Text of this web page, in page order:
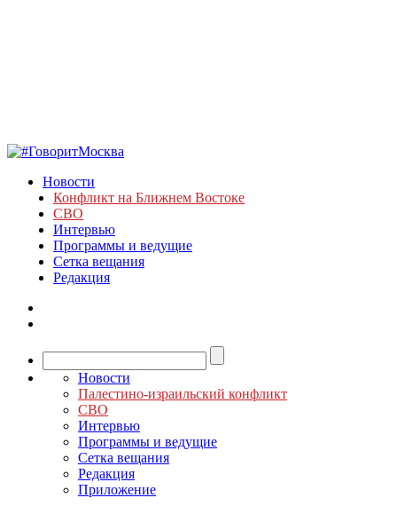
Новости
Конфликт на Ближнем Востоке
СВО
Интервью
Программы и ведущие
Сетка вещания
Редакция
Новости
Палестино-израильский конфликт
СВО
Интервью
Программы и ведущие
Сетка вещания
Редакция
Приложение